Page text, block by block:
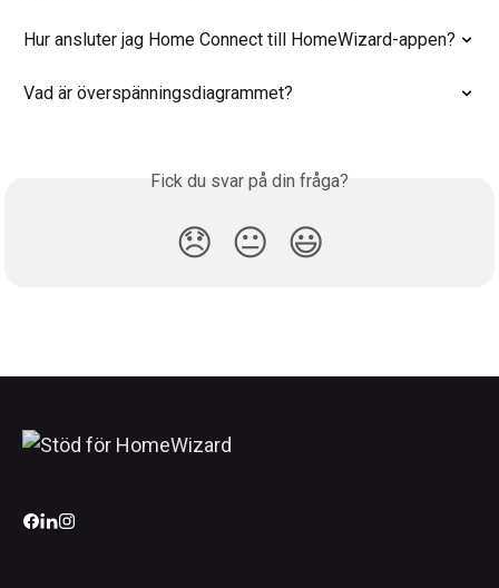
Hur ansluter jag Home Connect till HomeWizard-appen?
Vad är överspänningsdiagrammet?
Fick du svar på din fråga?
😞 😐 😃